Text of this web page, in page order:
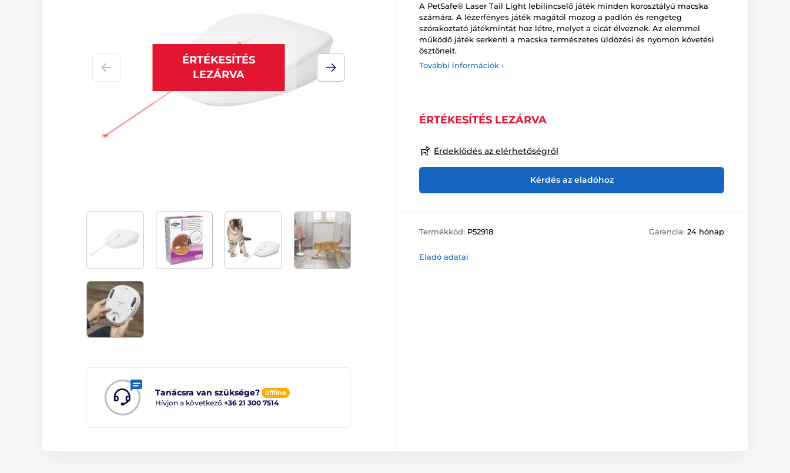
ÉRTÉKESÍTÉS
LEZÁRVA
Tanácsra van szüksége? offline
Hívjon a következő +36 21 300 7514
A PetSafe® Laser Tail Light lebilincselő játék minden korosztályú macska
számára. A lézerfényes játék magától mozog a padlón és rengeteg
szórakoztató játékmintát hoz létre, melyet a cicát élveznek. Az elemmel
működő játék serkenti a macska természetes üldözési és nyomon követési
ösztöneit.
További információk ›
ÉRTÉKESÍTÉS LEZÁRVA
Érdeklődés az elérhetőségről
Kérdés az eladóhoz
Termékkód: P52918 Garancia: 24 hónap
Eladó adatai